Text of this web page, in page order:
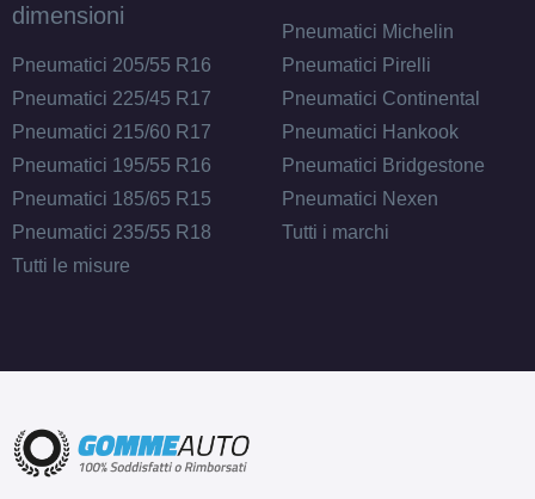
dimensioni
Pneumatici 205/55 R16
Pneumatici 225/45 R17
Pneumatici 215/60 R17
Pneumatici 195/55 R16
Pneumatici 185/65 R15
Pneumatici 235/55 R18
Tutti le misure
Pneumatici Michelin
Pneumatici Pirelli
Pneumatici Continental
Pneumatici Hankook
Pneumatici Bridgestone
Pneumatici Nexen
Tutti i marchi